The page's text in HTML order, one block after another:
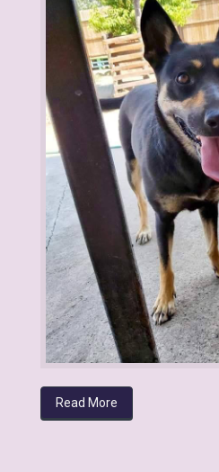
Read More